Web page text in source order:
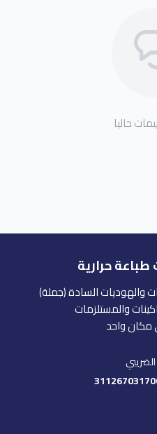
حاليا
حرارية
والهوديات السادة (جملة)
والمستلزمات
مكان واحد